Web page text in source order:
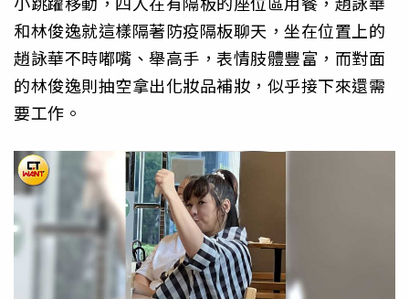
和林俊逸就這樣隔著防疫隔板聊天，坐在位置上的
趙詠華不時嘟嘴、舉高手，表情肢體豐富，而對面
的林俊逸則抽空拿出化妝品補妝，似乎接下來還需
要工作。